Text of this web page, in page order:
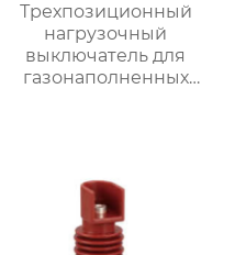
Трехпозиционный
нагрузочный
выключатель для
газонаполненных